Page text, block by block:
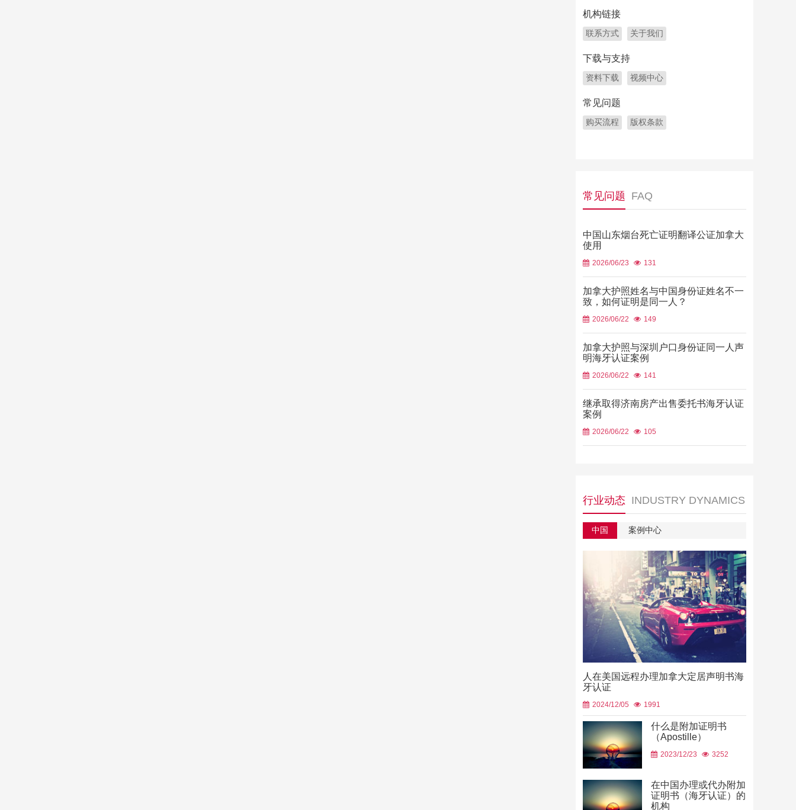
机构链接
联系方式 关于我们
下载与支持
资料下载 视频中心
常见问题
购买流程 版权条款
常见问题 FAQ
中国山东烟台死亡证明翻译公证加拿大
使用
2026/06/23 131
加拿大护照姓名与中国身份证姓名不一
致，如何证明是同一人？
2026/06/22 149
加拿大护照与深圳户口身份证同一人声
明海牙认证案例
2026/06/22 141
继承取得济南房产出售委托书海牙认证
案例
2026/06/22 105
行业动态 INDUSTRY DYNAMICS
中国 案例中心
人在美国远程办理加拿大定居声明书海
牙认证
2024/12/05 1991
什么是附加证明书
（Apostille）
2023/12/23 3252
在中国办理或代办附加
证明书（海牙认证）的
机构